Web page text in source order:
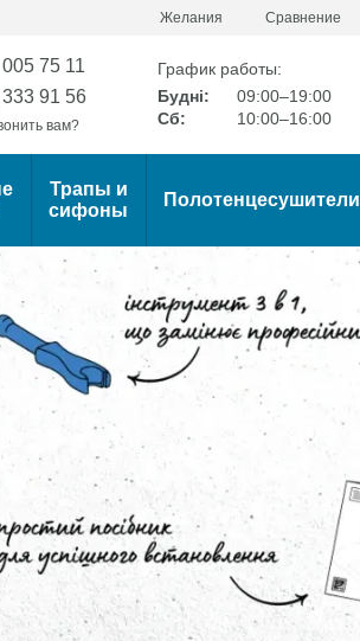
Желания Сравнение
75 11
91 56
вам?
График работы:
Будні:
09:00–19:00
Сб:
10:00–16:00
Трапы и
сифоны
Полотенцесушители